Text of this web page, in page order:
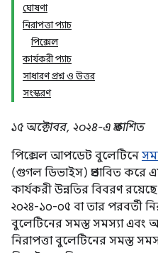
ঘোষণা
নিরাপত্তা প্যাচ
পিক্সেল
কার্যকরী প্যাচ
সাধারণ প্রশ্ন ও উত্তর
সংস্করণ
১৫ অক্টোবর, ২০২৪-এ প্রকাশিত
পিক্সেল আপডেট বুলেটিনে
(গুগল ডিভাইস) প্রভাবিত করে
কার্যকরী উন্নতির বিবরণ
২০২৪-১০-০৫ বা তার পরবর্তী
বুলেটিনের সমস্ত সমস্যা এবং
নিরাপত্তা বুলেটিনের সমস্ত